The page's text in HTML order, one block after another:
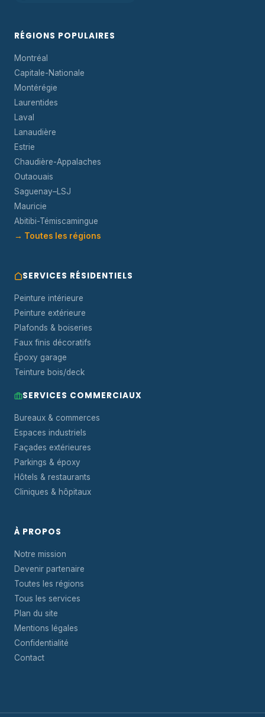
RÉGIONS POPULAIRES
Montréal
Capitale-Nationale
Montérégie
Laurentides
Laval
Lanaudière
Estrie
Chaudière-Appalaches
Outaouais
Saguenay–LSJ
Mauricie
Abitibi-Témiscamingue
→ Toutes les régions
SERVICES RÉSIDENTIELS
Peinture intérieure
Peinture extérieure
Plafonds & boiseries
Faux finis décoratifs
Époxy garage
Teinture bois/deck
SERVICES COMMERCIAUX
Bureaux & commerces
Espaces industriels
Façades extérieures
Parkings & époxy
Hôtels & restaurants
Cliniques & hôpitaux
À PROPOS
Notre mission
Devenir partenaire
Toutes les régions
Tous les services
Plan du site
Mentions légales
Confidentialité
Contact